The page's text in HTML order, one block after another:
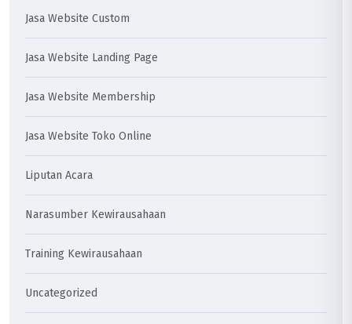
Jasa Website Custom
Jasa Website Landing Page
Jasa Website Membership
Jasa Website Toko Online
Liputan Acara
Narasumber Kewirausahaan
Training Kewirausahaan
Uncategorized